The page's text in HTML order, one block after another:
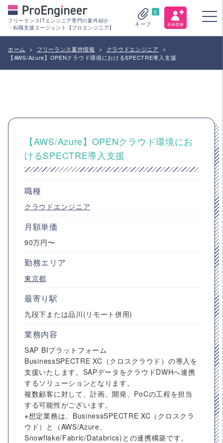
フリーランスITエンジニア専門の案件紹介
・転職支援エージェント【プロエンジニア】
0
キープ
ホーム > フリーランス案件情報 > クラウドエンジニア
>
【AWS/Azure】OPENクラウド環境におけるSPECTRE導入支援
【AWS/Azure】OPENクラウド環境にお
けるSPECTRE導入支援
職種
クラウドエンジニア
月額単価
90万円〜
勤務エリア
東京都
最寄り駅
九段下または品川(リモート併用)
業務内容
SAP BIプラットフォーム
BusinessSPECTRE XC（クロスクラウド）の導入を
支援いたします。SAPデータをクラウドDWHへ連携
するソリューションとなります。
複数顧客に対して、計画、開発、PoCの工程を担当
する可能性がございます。
※想定業務は、BusinessSPECTRE XC（クロスクラ
ウド）と（AWS/Azure、
Snowflake/Fabric/Databrics)との連携構築です。